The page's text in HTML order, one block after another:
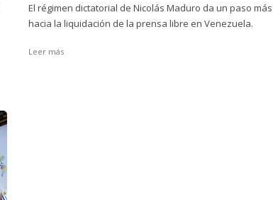
El régimen dictatorial de Nicolás Maduro da un paso más
hacia la liquidación de la prensa libre en Venezuela.
Leer más